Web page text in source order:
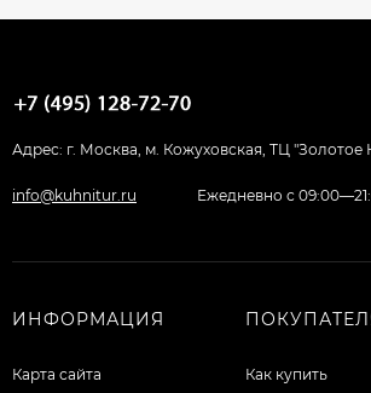
Адрес: г. Москва, м. Кожуховская, ТЦ "Золотое
info@kuhnitur.ru Ежедневно с
ИНФОРМАЦИЯ
Карта сайта
Как купить